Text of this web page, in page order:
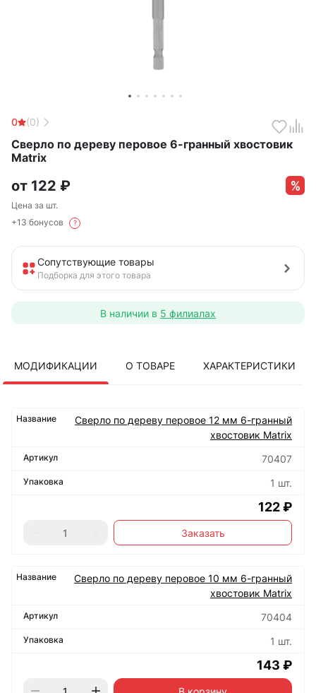
0 (0)
Сверло по дереву перовое 6-гранный хвостовик
Matrix
от 122 ₽
Цена за шт.
+13 бонусов
?
Сопутствующие товары
Подборка для этого товара
В наличии в 5 филиалах
МОДИФИКАЦИИ О ТОВАРЕ ХАРАКТЕРИСТИКИ
Сверло по дереву перовое 12 мм 6-гранный
хвостовик Matrix
70407
1 шт.
122 ₽
Заказать
Сверло по дереву перовое 10 мм 6-гранный
хвостовик Matrix
70404
1 шт.
143 ₽